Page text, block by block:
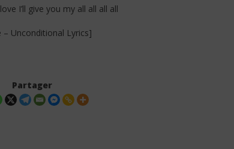
I’ll give you my all all all all
– Unconditional Lyrics]
Partager